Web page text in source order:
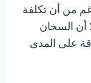
من أن تكلفة
أن السخان
على المدى